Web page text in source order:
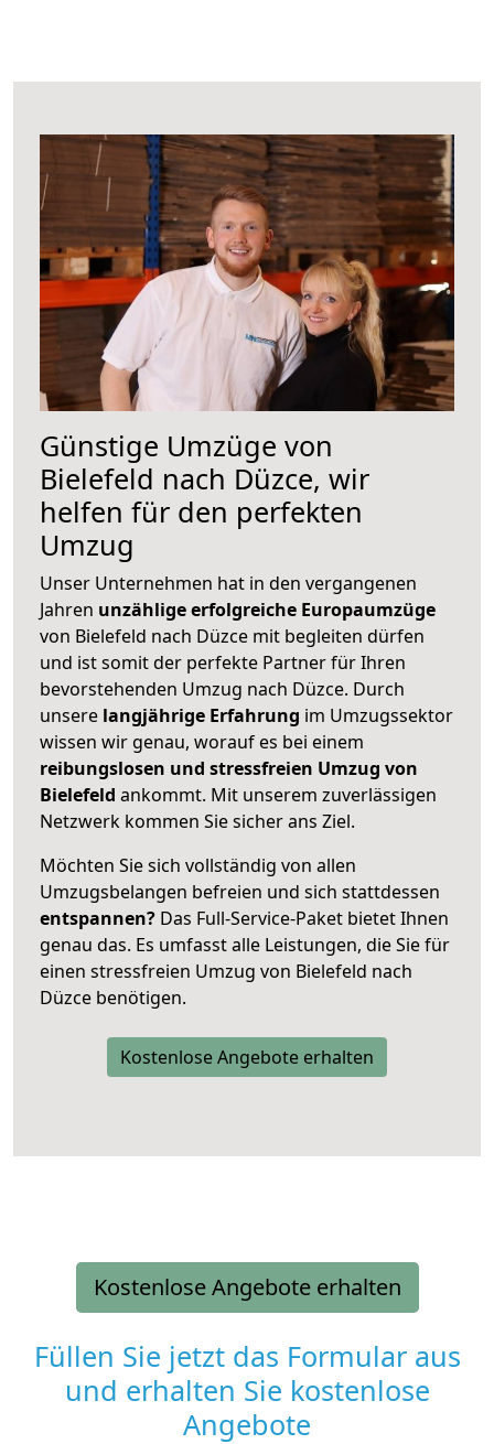
Günstige Umzüge von
Bielefeld nach Düzce, wir
helfen für den perfekten
Umzug
Unser Unternehmen hat in den vergangenen
Jahren unzählige erfolgreiche Europaumzüge
von Bielefeld nach Düzce mit begleiten dürfen
und ist somit der perfekte Partner für Ihren
bevorstehenden Umzug nach Düzce. Durch
unsere langjährige Erfahrung im Umzugssektor
wissen wir genau, worauf es bei einem
reibungslosen und stressfreien Umzug von
Bielefeld ankommt. Mit unserem zuverlässigen
Netzwerk kommen Sie sicher ans Ziel.
Möchten Sie sich vollständig von allen
Umzugsbelangen befreien und sich stattdessen
entspannen? Das Full-Service-Paket bietet Ihnen
genau das. Es umfasst alle Leistungen, die Sie für
einen stressfreien Umzug von Bielefeld nach
Düzce benötigen.
Kostenlose Angebote erhalten
Kostenlose Angebote erhalten
Füllen Sie jetzt das Formular aus
und erhalten Sie kostenlose
Angebote